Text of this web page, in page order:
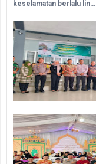
keselamatan berlalu lin…